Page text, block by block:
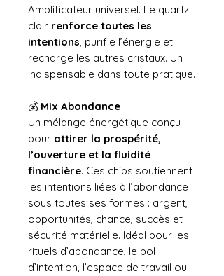
Amplificateur universel. Le quartz
clair renforce toutes les
intentions, purifie l’énergie et
recharge les autres cristaux. Un
indispensable dans toute pratique.
💰 Mix Abondance
Un mélange énergétique conçu
pour attirer la prospérité,
l’ouverture et la fluidité
financière. Ces chips soutiennent
les intentions liées à l’abondance
sous toutes ses formes : argent,
opportunités, chance, succès et
sécurité matérielle. Idéal pour les
rituels d’abondance, le bol
d’intention, l’espace de travail ou